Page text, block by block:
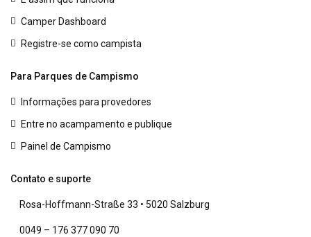
Camper Dashboard
Registre-se como campista
Para Parques de Campismo
Informações para provedores
Entre no acampamento e publique
Painel de Campismo
Contato e suporte
Rosa-Hoffmann-Straße 33 • 5020 Salzburg
0049 – 176 377 090 70